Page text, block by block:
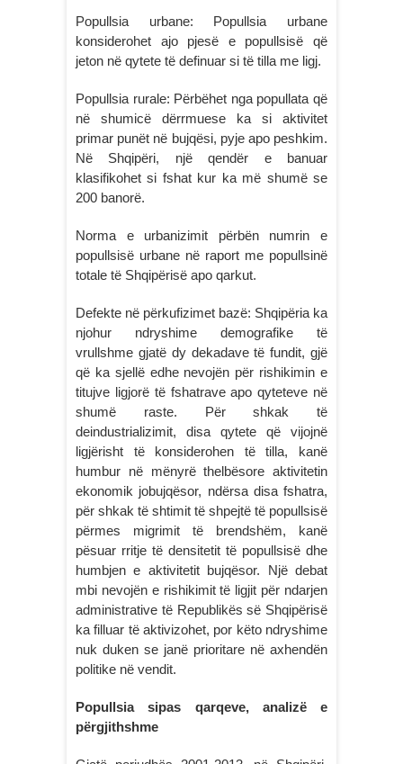
Popullsia urbane: Popullsia urbane
konsiderohet ajo pjesë e popullsisë që
jeton në qytete të definuar si të tilla me ligj.
Popullsia rurale: Përbëhet nga popullata që
në shumicë dërrmuese ka si aktivitet
primar punët në bujqësi, pyje apo peshkim.
Në Shqipëri, një qendër e banuar
klasifikohet si fshat kur ka më shumë se
200 banorë.
Norma e urbanizimit përbën numrin e
popullsisë urbane në raport me popullsinë
totale të Shqipërisë apo qarkut.
Defekte në përkufizimet bazë: Shqipëria ka
njohur ndryshime demografike të
vrullshme gjatë dy dekadave të fundit, gjë
që ka sjellë edhe nevojën për rishikimin e
titujve ligjorë të fshatrave apo qyteteve në
shumë raste. Për shkak të
deindustrializimit, disa qytete që vijojnë
ligjërisht të konsiderohen të tilla, kanë
humbur në mënyrë thelbësore aktivitetin
ekonomik jobujqësor, ndërsa disa fshatra,
për shkak të shtimit të shpejtë të popullsisë
përmes migrimit të brendshëm, kanë
pësuar rritje të densitetit të popullsisë dhe
humbjen e aktivitetit bujqësor. Një debat
mbi nevojën e rishikimit të ligjit për ndarjen
administrative të Republikës së Shqipërisë
ka filluar të aktivizohet, por këto ndryshime
nuk duken se janë prioritare në axhendën
politike në vendit.
Popullsia sipas qarqeve, analizë e
përgjithshme